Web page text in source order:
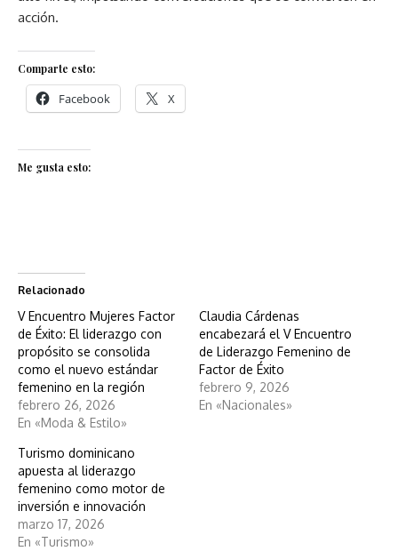
acción.
Comparte esto:
Facebook X
Me gusta esto:
Relacionado
V Encuentro Mujeres Factor
de Éxito: El liderazgo con
propósito se consolida
como el nuevo estándar
femenino en la región
febrero 26, 2026
En «Moda & Estilo»
Claudia Cárdenas
encabezará el V Encuentro
de Liderazgo Femenino de
Factor de Éxito
febrero 9, 2026
En «Nacionales»
Turismo dominicano
apuesta al liderazgo
femenino como motor de
inversión e innovación
marzo 17, 2026
En «Turismo»